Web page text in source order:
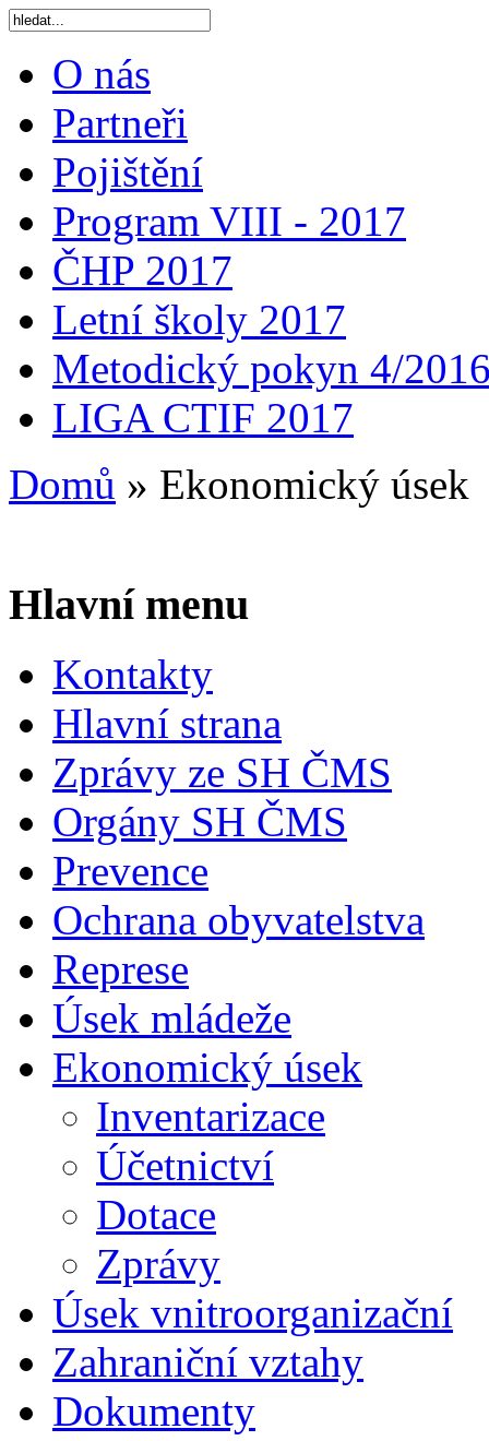
O nás
Partneři
Pojištění
Program VIII - 2017
ČHP 2017
Letní školy 2017
Metodický pokyn 4/
LIGA CTIF 2017
Domů » Ekonomický úsek
Hlavní menu
Kontakty
Hlavní strana
Zprávy ze SH ČMS
Orgány SH ČMS
Prevence
Ochrana obyvatelstva
Represe
Úsek mládeže
Ekonomický úsek
Inventarizace
Účetnictví
Dotace
Zprávy
Úsek vnitroorganizační
Zahraniční vztahy
Dokumenty